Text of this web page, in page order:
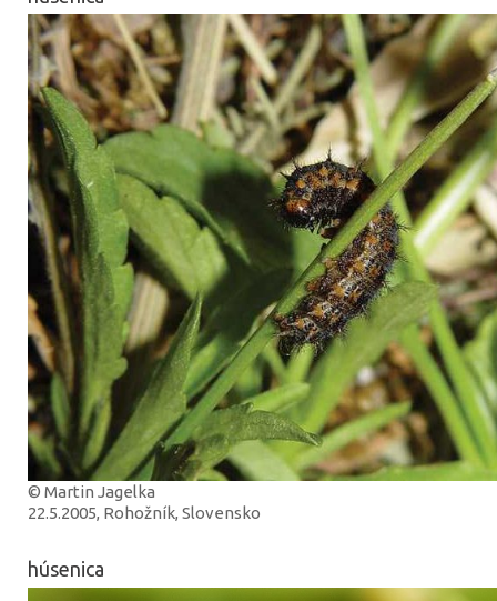
© Martin Jagelka
22.5.2005, Rohožník, Slovensko
húsenica